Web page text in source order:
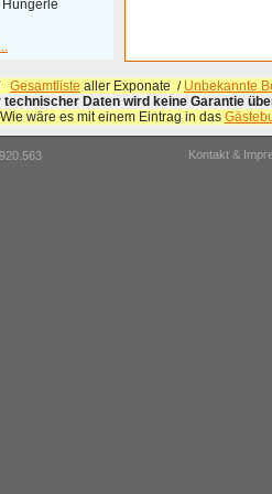
Gesamtliste aller Exponate / Unbekannte
Daten wird keine Garantie
wäre es mit einem Eintrag in das
Kontakt &